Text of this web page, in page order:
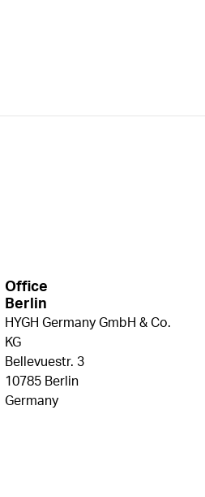
Office
Berlin
HYGH Germany GmbH & Co.
KG
Bellevuestr. 3
10785 Berlin
Germany